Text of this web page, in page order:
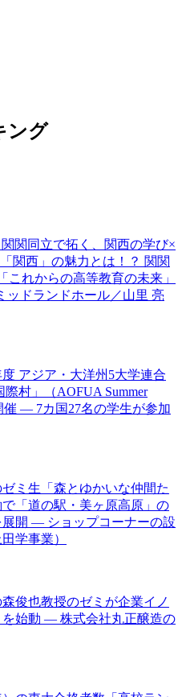
ング
関関同立で拓く、関西の学び×
関西」の魅力とは！？ 関関
これからの高等教育の未来」
ッドランドホール／山里 亮
アジア・大洋州5大学連合
村」（AOFUA Summer
催 ― 7カ国27名の学生が参加
ミ生「森とゆかいな仲間た
「道の駅・美ヶ原高原」の
開 ― ショップコーナーの設
学事業）
俊也教授のゼミが企業イノ
始動 ― 株式会社丸正醸造の